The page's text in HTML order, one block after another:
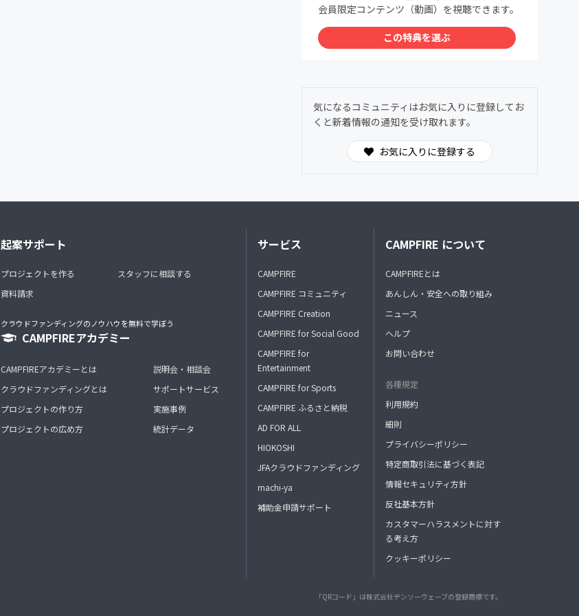
会員限定コンテンツ（動画）を視聴できます。
この特典を選ぶ
気になるコミュニティはお気に入りに登録してお
くと新着情報の通知を受け取れます。
お気に入りに登録する
起案サポート
プロジェクトを作る
資料請求
スタッフに相談する
クラウドファンディングのノウハウを無料で学ぼう
CAMPFIREアカデミー
CAMPFIREアカデミーとは
クラウドファンディングとは
プロジェクトの作り方
プロジェクトの広め方
説明会・相談会
サポートサービス
実施事例
統計データ
サービス
CAMPFIRE
CAMPFIRE コミュニティ
CAMPFIRE Creation
CAMPFIRE for Social Good
CAMPFIRE for
Entertainment
CAMPFIRE for Sports
CAMPFIRE ふるさと納税
AD FOR ALL
HIOKOSHI
JFAクラウドファンディング
machi-ya
補助金申請サポート
CAMPFIRE について
CAMPFIREとは
あんしん・安全への取り組み
ニュース
ヘルプ
お問い合わせ
各種規定
利用規約
細則
プライバシーポリシー
特定商取引法に基づく表記
情報セキュリティ方針
反社基本方針
カスタマーハラスメントに対す
る考え方
クッキーポリシー
「QRコード」は株式会社デンソーウェーブの登録商標です。